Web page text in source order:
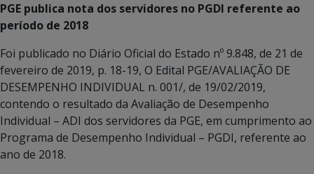
PGE publica nota dos servidores no PGDI referente ao
período de 2018
Foi publicado no Diário Oficial do Estado nº 9.848, de 21 de
fevereiro de 2019, p. 18-19, O Edital PGE/AVALIAÇÃO DE
DESEMPENHO INDIVIDUAL n. 001/, de 19/02/2019,
contendo o resultado da Avaliação de Desempenho
Individual – ADI dos servidores da PGE, em cumprimento ao
Programa de Desempenho Individual – PGDI, referente ao
ano de 2018.